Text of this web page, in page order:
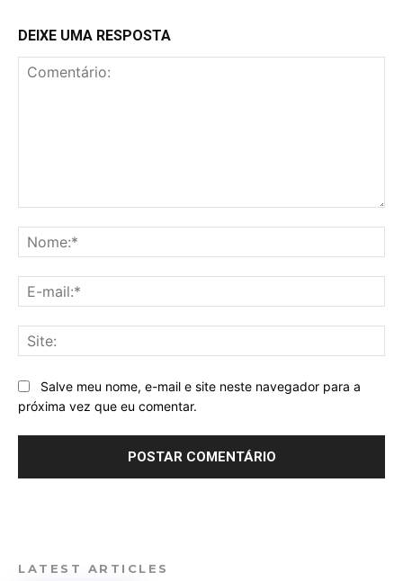
DEIXE UMA RESPOSTA
Salve meu nome, e-mail e site neste navegador para a
próxima vez que eu comentar.
LATEST ARTICLES